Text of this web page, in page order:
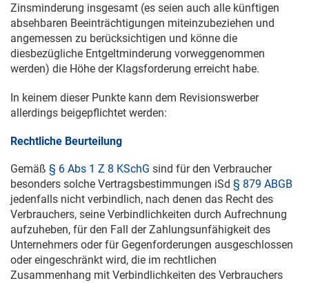
Zinsminderung insgesamt (es seien auch alle künftigen
absehbaren Beeinträchtigungen miteinzubeziehen und
angemessen zu berücksichtigen und könne die
diesbezügliche Entgeltminderung vorweggenommen
werden) die Höhe der Klagsforderung erreicht habe.
In keinem dieser Punkte kann dem Revisionswerber
allerdings beigepflichtet werden:
Rechtliche Beurteilung
Gemäß § 6 Abs 1 Z 8 KSchG sind für den Verbraucher
besonders solche Vertragsbestimmungen iSd § 879 ABGB
jedenfalls nicht verbindlich, nach denen das Recht des
Verbrauchers, seine Verbindlichkeiten durch Aufrechnung
aufzuheben, für den Fall der Zahlungsunfähigkeit des
Unternehmers oder für Gegenforderungen ausgeschlossen
oder eingeschränkt wird, die im rechtlichen
Zusammenhang mit Verbindlichkeiten des Verbrauchers